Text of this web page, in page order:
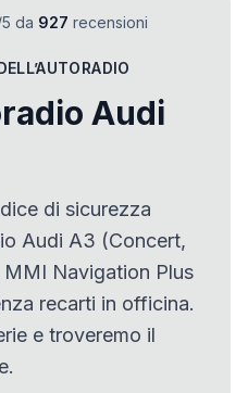
da 927 recensioni
Audi
di sicurezza
Audi A3 (Concert,
Navigation Plus
recarti in officina.
e troveremo il